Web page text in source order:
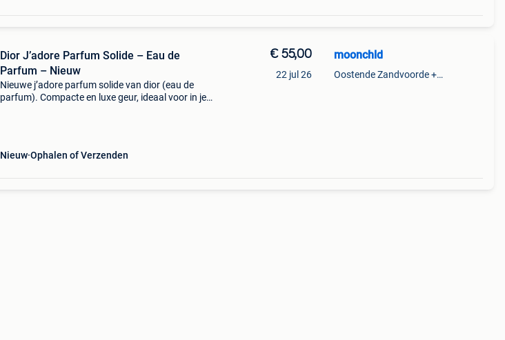
Dior J’adore Parfum Solide – Eau de
Parfum – Nieuw
Nieuwe j’adore parfum solide van dior (eau de
parfum). Compacte en luxe geur, ideaal voor in je
Nieuw Ophalen of Verzenden
€ 55,00
22 jul 26
moonchld
Oostende Zandvoorde +Oostende